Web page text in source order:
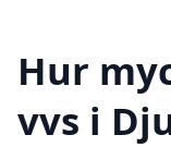
Hur
vvs i